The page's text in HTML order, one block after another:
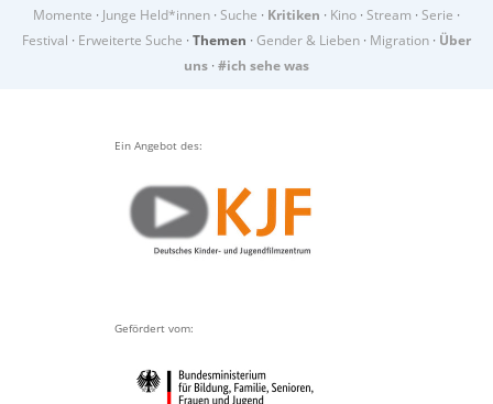
Momente · Junge Held*innen · Suche · Kritiken · Kino · Stream · Serie ·
Festival · Erweiterte Suche · Themen · Gender & Lieben · Migration · Über
uns · #ich sehe was
Ein Angebot des:
Gefördert vom: